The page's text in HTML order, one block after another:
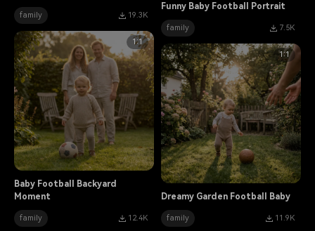
family 19.3K
Funny Baby Football Portrait
family
7.5K
1:1
Baby Football Backyard
Moment
family 12.4K
1:1
Dreamy Garden Football Baby
family 11.9K